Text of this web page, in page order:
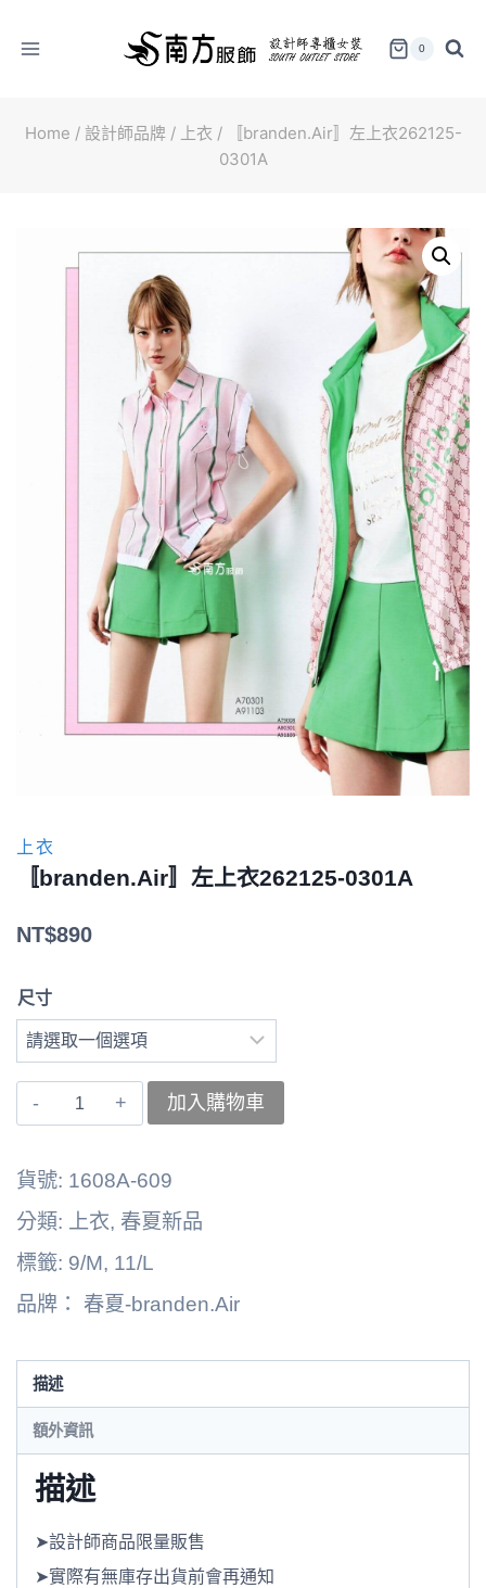
0
Home / 設計師品牌 / 上衣 /
〚branden.Air〛左上衣262125-
0301A
上衣
〚branden.Air〛左上衣262125-0301A
NT$890
尺寸
〚branden.Air〛
262125-
0301A
數
加入購物車
貨號: 1608A-609
分類:
上衣, 春夏新品
標籤: 9/M, 11/L
品牌： 春夏-branden.Air
描述
額外資訊
描述
➤設計師商品限量販售
➤實際有無庫存出貨前會再通知